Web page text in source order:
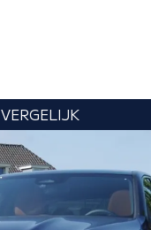
VERGELIJK